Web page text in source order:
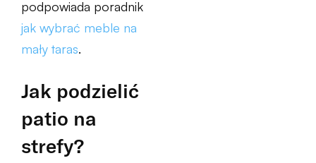
podpowiada poradnik
jak wybrać meble na
mały taras.
Jak podzielić
patio na
strefy?